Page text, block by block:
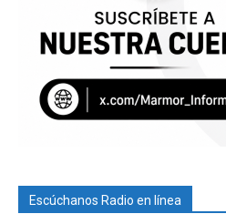
Escúchanos Radio en línea